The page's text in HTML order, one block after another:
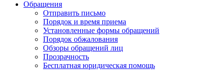
Обращения
Отправить письмо
Порядок и время приема
Установленные формы обращений
Порядок обжалования
Обзоры обращений лиц
Прозрачность
Бесплатная юридическая помощь